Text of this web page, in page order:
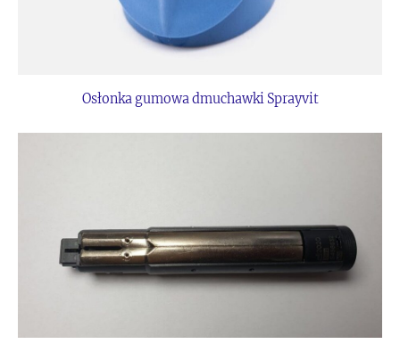
Osłonka gumowa dmuchawki Sprayvit